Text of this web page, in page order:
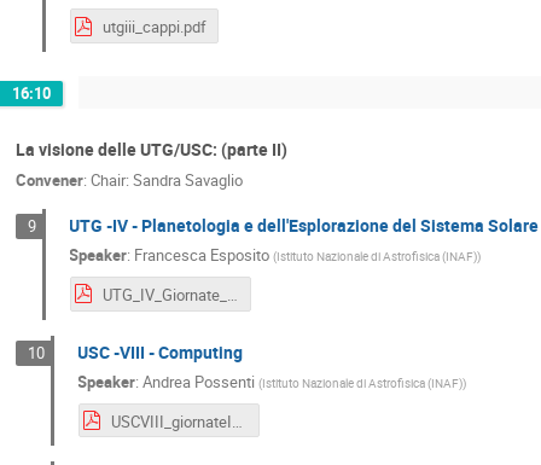
utgiii_cappi.pdf
16:10
La visione delle UTG/USC: (parte II)
Convener: Chair: Sandra Savaglio
9 UTG -IV - Planetologia e dell'Esplorazione del Sistema Solare
Speaker: Francesca Esposito (Istituto Nazionale di Astrofisica (INAF))
UTG_IV_Giornate_INAF_2023_Esposito.pdf
10 USC -VIII - Computing
Speaker:Andrea Possenti (Istituto Nazionale di Astrofisica (INAF))
USCVIII_giornateINAF.pdf